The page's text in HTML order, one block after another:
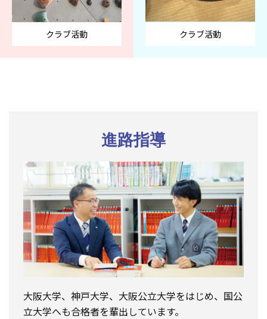
クラブ活動 クラブ活動
進路指導
大阪大学、神戸大学、大阪公立大学をはじめ、国公
立大学へも合格者を輩出しています。